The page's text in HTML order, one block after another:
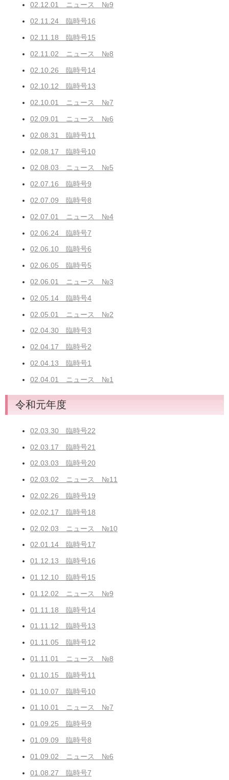
02.12.01 ニュース №9
02.11.24 臨時号16
02.11.18 臨時号15
02.11.02 ニュース №8
02.10.26 臨時号14
02.10.12 臨時号13
02.10.01 ニュース №7
02.09.01 ニュース №6
02.08.31 臨時号11
02.08.17 臨時号10
02.08.03 ニュース №5
02.07.16 臨時号9
02.07.09 臨時号8
02.07.01 ニュース №4
02.06.24 臨時号7
02.06.10 臨時号6
02.06.05 臨時号5
02.06.01 ニュース №3
02.05.14 臨時号4
02.05.01 ニュース №2
02.04.30 臨時号3
02.04.17 臨時号2
02.04.13 臨時号1
02.04.01 ニュース №1
令和元年度
02.03.30 臨時号22
02.03.17 臨時号21
02.03.03 臨時号20
02.03.02 ニュース №11
02.02.26 臨時号19
02.02.17 臨時号18
02.02.03 ニュース №10
02.01.14 臨時号17
01.12.13 臨時号16
01.12.10 臨時号15
01.12.02 ニュース №9
01.11.18 臨時号14
01.11.12 臨時号13
01.11.05 臨時号12
01.11.01 ニュース №8
01.10.15 臨時号11
01.10.07 臨時号10
01.10.01 ニュース №7
01.09.25 臨時号9
01.09.09 臨時号8
01.09.02 ニュース №6
01.08.27 臨時号7